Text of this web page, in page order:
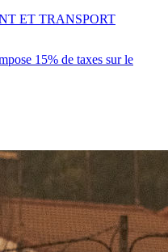
15% de taxes sur le
ET TRANSPORT